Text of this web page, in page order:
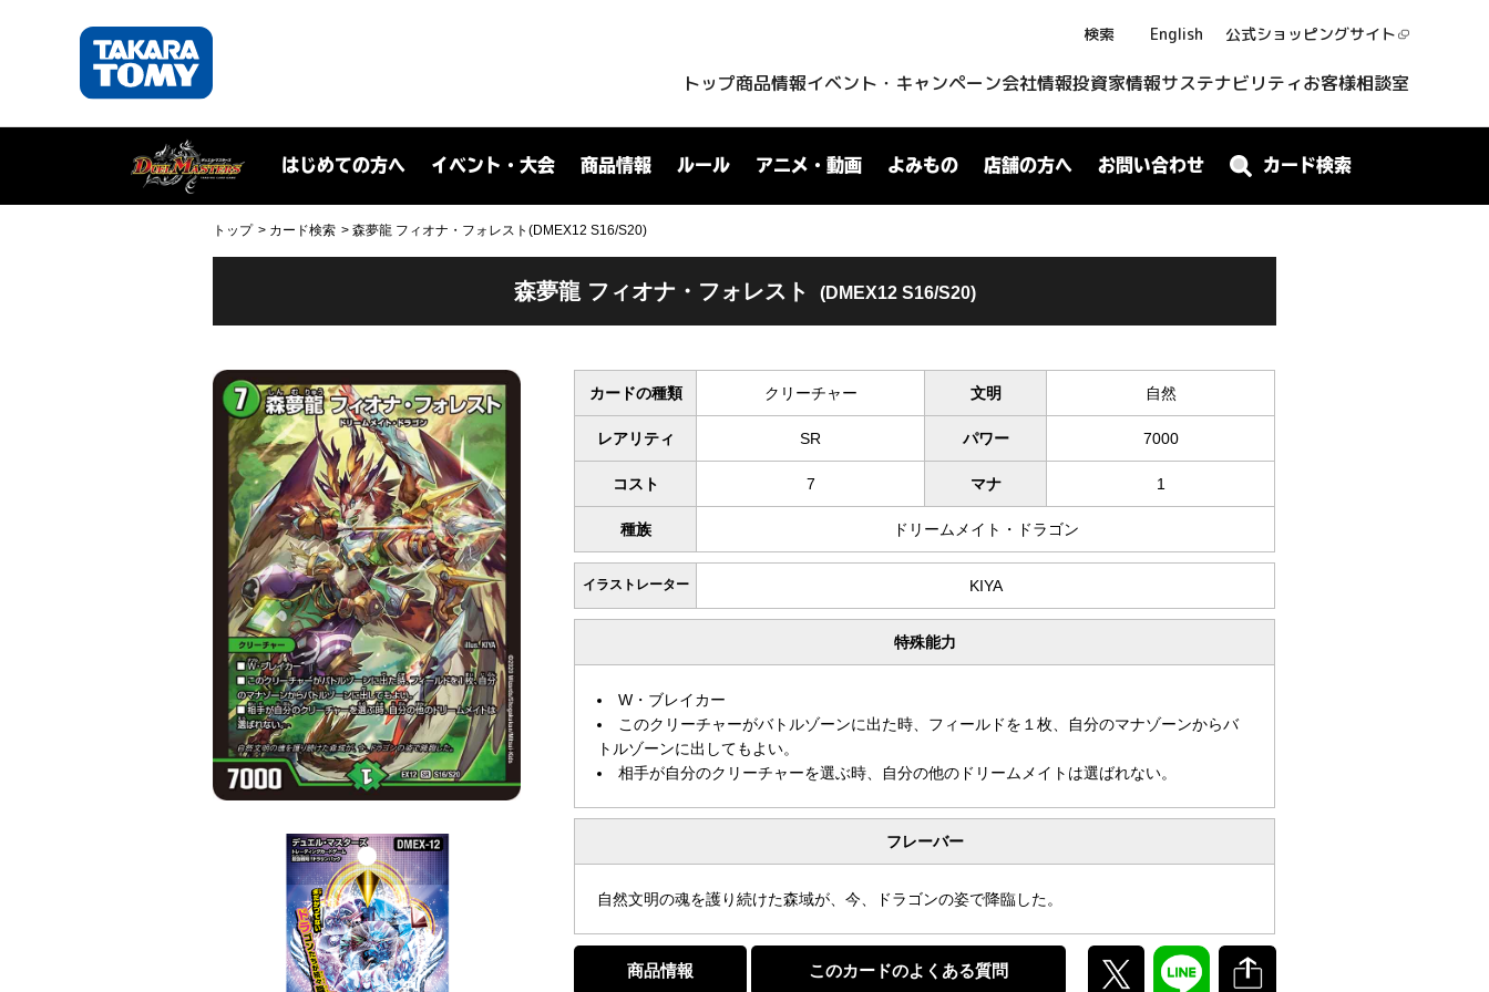
検索 English 公式ショッピングサイト
トップ商品情報イベント・キャンペーン会社情報投資家情報サステナビリティお客様相談室
はじめての方へ イベント・大会 商品情報 ルール アニメ・動画 よみもの 店舗の方へ お問い合わせ カード検索
トップ カード検索 森夢龍 フィオナ・フォレスト(DMEX12 S16/S20)
森夢龍 フィオナ・フォレスト (DMEX12 S16/S20)
カードの種類 クリーチャー 文明 自然
レアリティ SR パワー 7000
コスト 7 マナ 1
種族 ドリームメイト・ドラゴン
イラストレーター KIYA
特殊能力
W・ブレイカー
このクリーチャーがバトルゾーンに出た時、フィールドを１枚、自分のマナゾーンからバ
トルゾーンに出してもよい。
相手が自分のクリーチャーを選ぶ時、自分の他のドリームメイトは選ばれない。
フレーバー
自然文明の魂を護り続けた森域が、今、ドラゴンの姿で降臨した。
商品情報 このカードのよくある質問